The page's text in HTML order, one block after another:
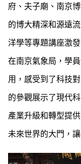
府、夫子廟、南京
的博大精深和源遠
洋學等專題講座激
在南京氣象局，學
用，感受到了科技
的參觀展示了現代
產業升級和轉型提
未來世界的大門，